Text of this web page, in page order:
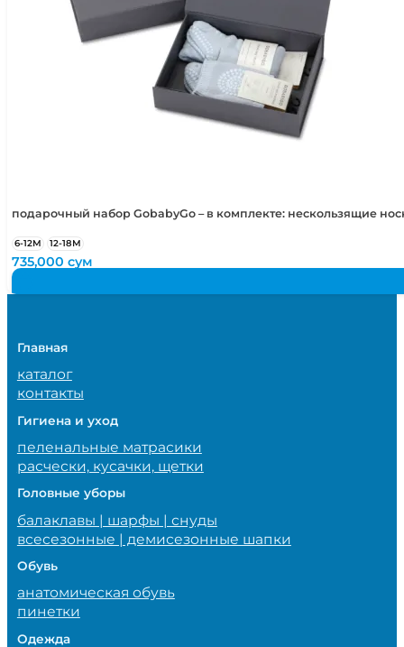
подарочный набор GobabyGo – в комплекте: нескользящие
6-12М 12-18М
735,000сум
Главная
каталог
контакты
Гигиена и уход
пеленальные матрасики
расчески, кусачки, щетки
Головные уборы
балаклавы | шарфы | снуды
всесезонные | демисезонные шапки
Обувь
анатомическая обувь
пинетки
Одежда